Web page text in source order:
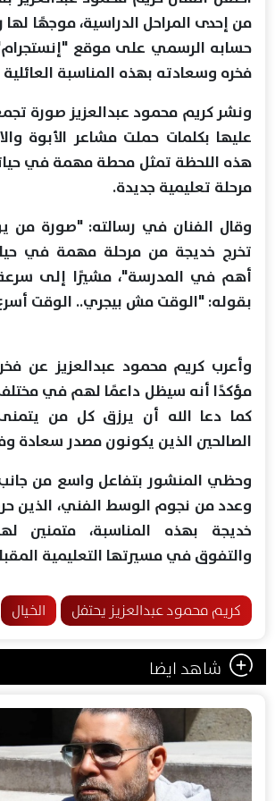
من إحدى المراحل الدراسية، موجهًا لها
حسابه الرسمي على موقع
فخره وسعادته بهذه المناسبة العائلية
ونشر كريم محمود عبدالعزيز صورة
عليها بكلمات حملت مشاعر الأبوة
هذه اللحظة تمثل محطة مهمة في
مرحلة تعليمية جديدة.
وقال الفنان في رسالته: "صورة
تخرج خديجة من مرحلة مهمة في
أهم في المدرسة"، مشيرًا إلى
بقوله: "الوقت مش بيجري.. الوقت
وأعرب كريم محمود عبدالعزيز عن فخره
مؤكدًا أنه سيظل داعمًا لهم في
كما دعا الله أن يرزق كل من يتمنى
الصالحين الذين يكونون مصدر سعادة
وحظي المنشور بتفاعل واسع من جانب
وعدد من نجوم الوسط الفني، الذين
خديجة بهذه المناسبة، متمنين
والتفوق في مسيرتها التعليمية
كريم محمود عبدالعزيز يحتفل الخيال
شاهد ايضا